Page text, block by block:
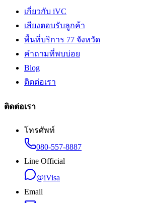
เกี่ยวกับ iVC
เสียงตอบรับลูกค้า
พื้นที่บริการ 77 จังหวัด
คำถามที่พบบ่อย
Blog
ติดต่อเรา
ติดต่อเรา
โทรศัพท์
080-557-8887
Line Official
@iVisa
Email